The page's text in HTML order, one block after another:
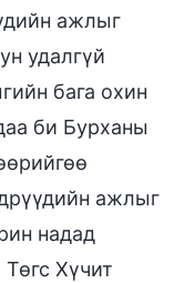
ажлыг
удалгүй
бага охин
би Бурханы
ажлыг
надад
Хүчит